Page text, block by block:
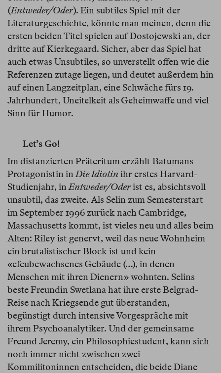
(Entweder/Oder). Ein subtiles Spiel mit der
Literaturgeschichte, könnte man meinen, denn die
ersten beiden Titel spielen auf Dostojewski an, der
dritte auf Kierkegaard. Sicher, aber das Spiel hat
auch etwas Unsubtiles, so unverstellt offen wie die
Referenzen zutage liegen, und deutet außerdem hin
auf einen Langzeitplan, eine Schwäche fürs 19.
Jahrhundert, Uneitelkeit als Geheimwaffe und viel
Sinn für Humor.
Let’s Go!
Im distanzierten Präteritum erzählt Batumans
Protagonistin inDie Idiotin ihr erstes Harvard-
Studienjahr, inEntweder/Oderist es, absichtsvoll
unsubtil, das zweite. Als Selin zum Semesterstart
im September 1996 zurück nach Cambridge,
Massachusetts kommt, ist vieles neu und alles beim
Alten: Riley ist genervt, weil das neue Wohnheim
ein brutalistischer Block ist und kein
«efeubewachsenes Gebäude (…), in denen
Menschen mit ihren Dienern» wohnten. Selins
beste Freundin Swetlana hat ihre erste Belgrad-
Reise nach Kriegsende gut überstanden,
begünstigt durch intensive Vorgespräche mit
ihrem Psychoanalytiker. Und der gemeinsame
Freund Jeremy, ein Philosophiestudent, kann sich
noch immer nicht zwischen zwei
Kommilitoninnen entscheiden, die beide Diane